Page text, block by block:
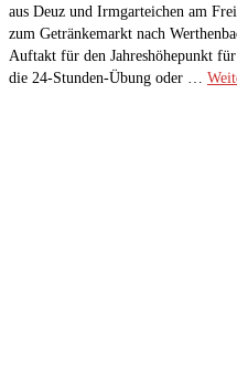
aus Deuz und Irmgarteichen am
zum Getränkemarkt nach
Auftakt für den Jahreshöhepunkt
die 24-Stunden-Übung oder …